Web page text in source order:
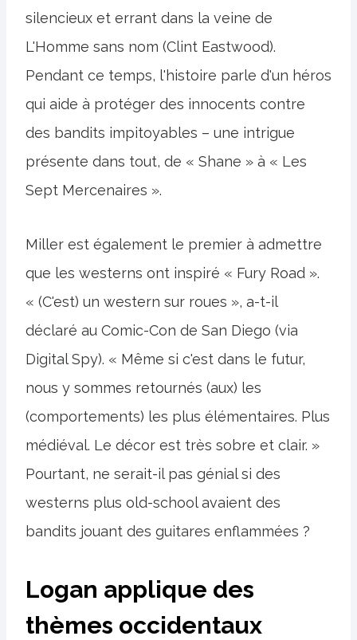
silencieux et errant dans la veine de
L'Homme sans nom (Clint Eastwood).
Pendant ce temps, l'histoire parle d'un héros
qui aide à protéger des innocents contre
des bandits impitoyables – une intrigue
présente dans tout, de « Shane » à « Les
Sept Mercenaires ».
Miller est également le premier à admettre
que les westerns ont inspiré « Fury Road ».
« (C'est) un western sur roues », a-t-il
déclaré au Comic-Con de San Diego (via
Digital Spy). « Même si c'est dans le futur,
nous y sommes retournés (aux) les
(comportements) les plus élémentaires. Plus
médiéval. Le décor est très sobre et clair. »
Pourtant, ne serait-il pas génial si des
westerns plus old-school avaient des
bandits jouant des guitares enflammées ?
Logan applique des
thèmes occidentaux